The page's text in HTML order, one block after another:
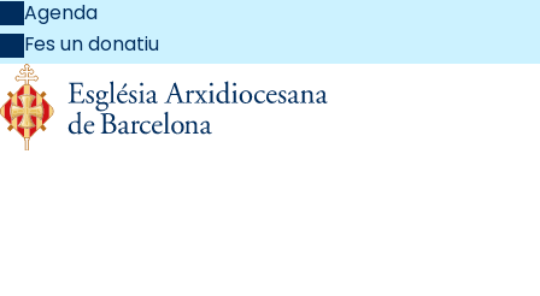
Agenda
Fes un donatiu